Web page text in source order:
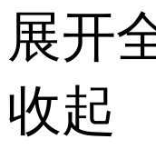
展开
收起